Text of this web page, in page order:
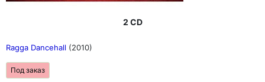
2 CD
Ragga Dancehall (2010)
Под заказ